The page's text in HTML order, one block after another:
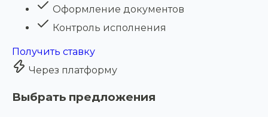
Оформление документов
Контроль исполнения
Получить ставку
Через платформу
Выбрать предложения